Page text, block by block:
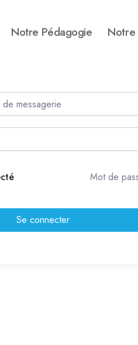
Notre Pédagogie Notre
Mot de
Se connecter